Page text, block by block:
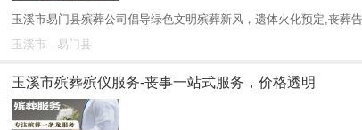
玉溪市易门县殡葬公司倡导绿色文明殡葬新风，遗体火化预定,丧葬
玉溪市 - 易门县
玉溪市殡葬殡仪服务-丧事一站式服务，价格透明